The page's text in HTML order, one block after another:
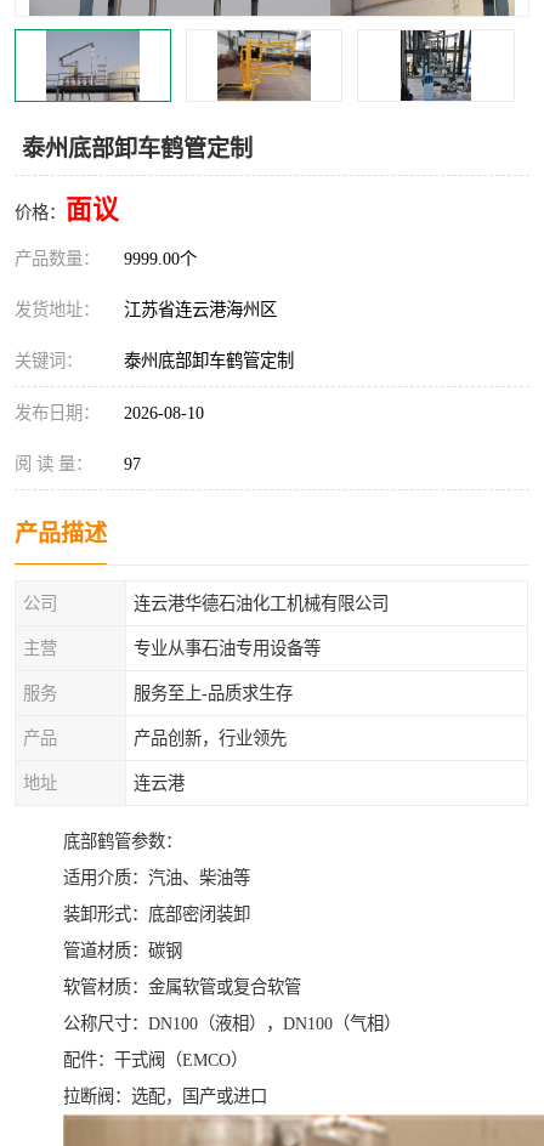
泰州底部卸车鹤管定制
价格： 面议
产品数量： 9999.00个
发货地址： 江苏省连云港海州区
关键词： 泰州底部卸车鹤管定制
发布日期： 2026-08-10
阅 读 量： 97
产品描述
公司 连云港华德石油化工机械有限公司
主营 专业从事石油专用设备等
服务 服务至上-品质求生存
产品 产品创新，行业领先
地址 连云港
底部鹤管参数：
适用介质：汽油、柴油等
装卸形式：底部密闭装卸
管道材质：碳钢
软管材质：金属软管或复合软管
公称尺寸：DN100（液相），DN100（气相）
配件：干式阀（EMCO）
拉断阀：选配，国产或进口
底部鹤管 低温鹤管
浮动出油装置 鹤管
车臂